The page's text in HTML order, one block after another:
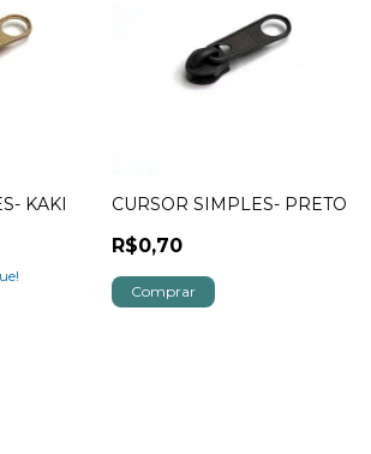
KAKI CURSOR SIMPLES- PRETO
R$0,70